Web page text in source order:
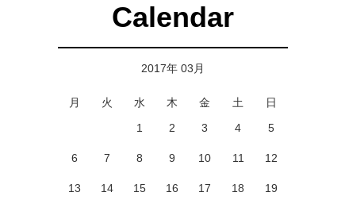
Calendar
2017年 03月
月 火 水 木 金 土
日
1
2 3 4 5
6 7 8 9 10 11 12
13 14 15 16 17 18 19